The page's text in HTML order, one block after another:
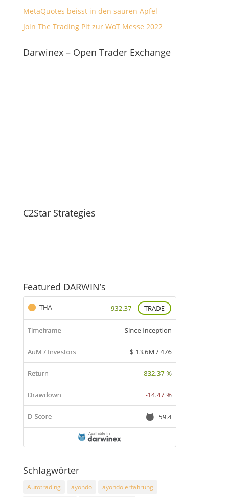
MetaQuotes beisst in den sauren Apfel
Join The Trading Pit zur WoT Messe 2022
Darwinex – Open Trader Exchange
C2Star Strategies
Featured DARWIN’s
Schlagwörter
Autotrading ayondo
ayondo erfahrung